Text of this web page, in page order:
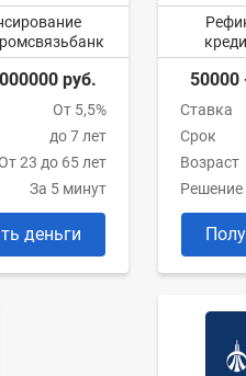
руб.
От 5,5%
до 7 лет
23 до 65 лет
За 5 минут
деньги
50000
Ставка
Срок
Возраст
Решение